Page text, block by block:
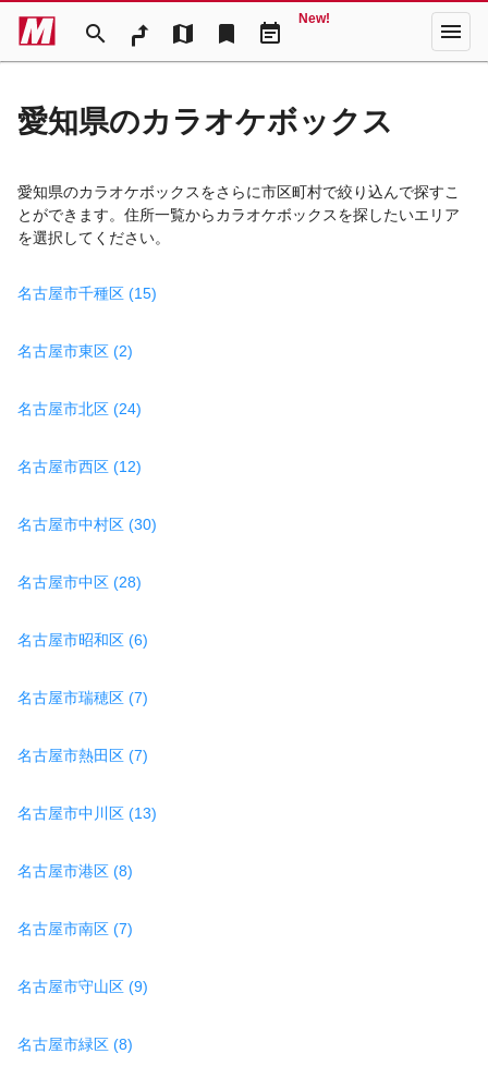
search map bookmark event_note
New! menu
愛知県のカラオケボックス
愛知県のカラオケボックスをさらに市区町村で絞り込んで探すこ
とができます。住所一覧からカラオケボックスを探したいエリア
を選択してください。
名古屋市千種区 (15)
名古屋市東区 (2)
名古屋市北区 (24)
名古屋市西区 (12)
名古屋市中村区 (30)
名古屋市中区 (28)
名古屋市昭和区 (6)
名古屋市瑞穂区 (7)
名古屋市熱田区 (7)
名古屋市中川区 (13)
名古屋市港区 (8)
名古屋市南区 (7)
名古屋市守山区 (9)
名古屋市緑区 (8)